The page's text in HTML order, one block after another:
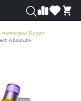
пылесосы Dyson
Absolute